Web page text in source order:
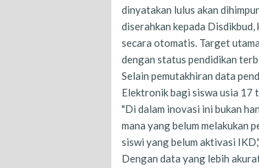
dinyatakan lulus akan
diserahkan kepada
secara otomatis. Target
dengan status pendidikan
​Selain pemutakhiran data
Elektronik bagi siswa usia 17
​"Di dalam inovasi ini bukan
mana yang belum melakukan
siswi yang belum aktivasi
​Dengan data yang lebih